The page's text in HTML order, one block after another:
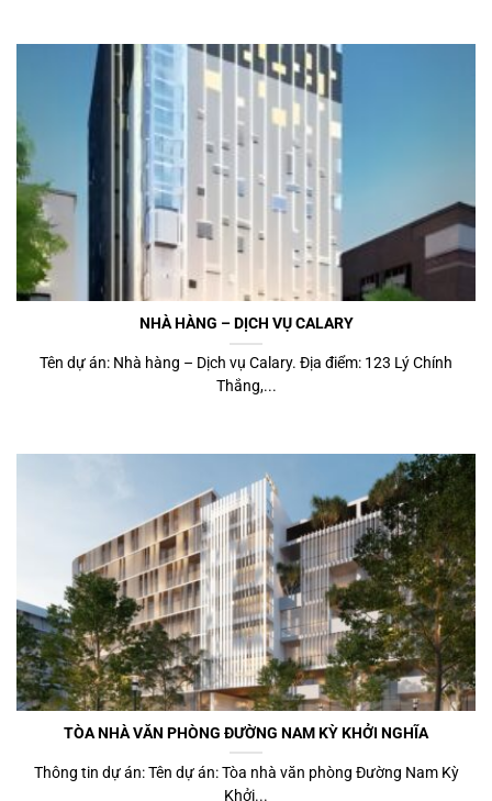
NHÀ HÀNG – DỊCH VỤ CALARY
Tên dự án: Nhà hàng – Dịch vụ Calary. Địa điểm: 123 Lý Chính
Thắng,...
TÒA NHÀ VĂN PHÒNG ĐƯỜNG NAM KỲ KHỞI NGHĨA
Thông tin dự án: Tên dự án: Tòa nhà văn phòng Đường Nam Kỳ
Khởi...